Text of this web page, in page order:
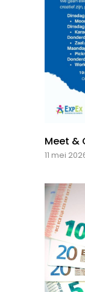
Meet &
11 mei